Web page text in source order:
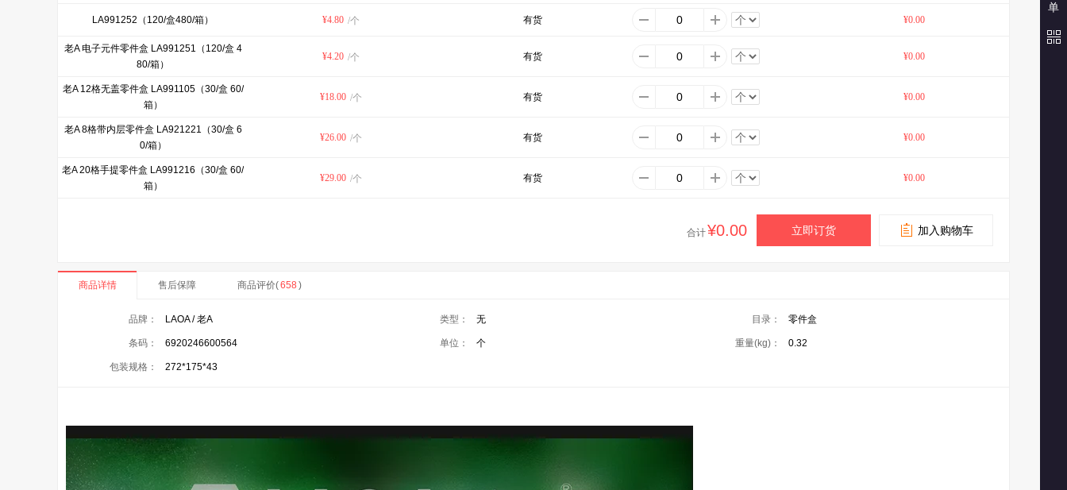
LA991252（120/盒480/箱） ¥4.80 /个 有货 ¥0.00
老A 电子元件零件盒 LA991251（120/盒 4
80/箱）
¥4.20 /个 有货 ¥0.00
老A 12格无盖零件盒 LA991105（30/盒 60/
箱）
¥18.00 /个 有货 ¥0.00
老A 8格带内层零件盒 LA921221（30/盒 6
0/箱）
¥26.00 /个 有货 ¥0.00
老A 20格手提零件盒 LA991216（30/盒 60/
箱）
¥29.00 /个 有货 ¥0.00
合计¥0.00 立即订货 加入购物车
商品详情 售后保障 商品评价(658 )
品牌： LAOA / 老A 类型： 无 目录： 零件盒
条码： 6920246600564 单位： 个 重量(kg)： 0.32
包装规格： 272*175*43
单